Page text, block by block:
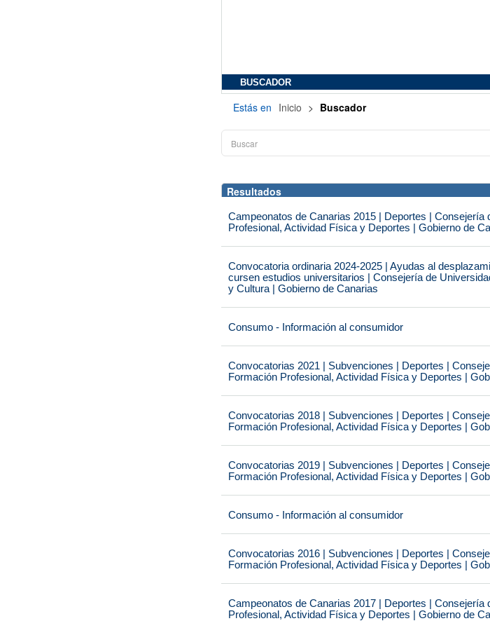
BUSCADOR
Estás en Inicio > Buscador
Resultados
Campeonatos de Canarias 2015 | Deportes | Consejería
Profesional, Actividad Física y Deportes | Gobierno de
Convocatoria ordinaria 2024-2025 | Ayudas al
cursen estudios universitarios | Consejería de
y Cultura | Gobierno de Canarias
Consumo - Información al consumidor
Convocatorias 2021 | Subvenciones | Deportes |
Formación Profesional, Actividad Física y Deportes |
Convocatorias 2018 | Subvenciones | Deportes |
Formación Profesional, Actividad Física y Deportes |
Convocatorias 2019 | Subvenciones | Deportes |
Formación Profesional, Actividad Física y Deportes |
Consumo - Información al consumidor
Convocatorias 2016 | Subvenciones | Deportes |
Formación Profesional, Actividad Física y Deportes |
Campeonatos de Canarias 2017 | Deportes | Consejería
Profesional, Actividad Física y Deportes | Gobierno de